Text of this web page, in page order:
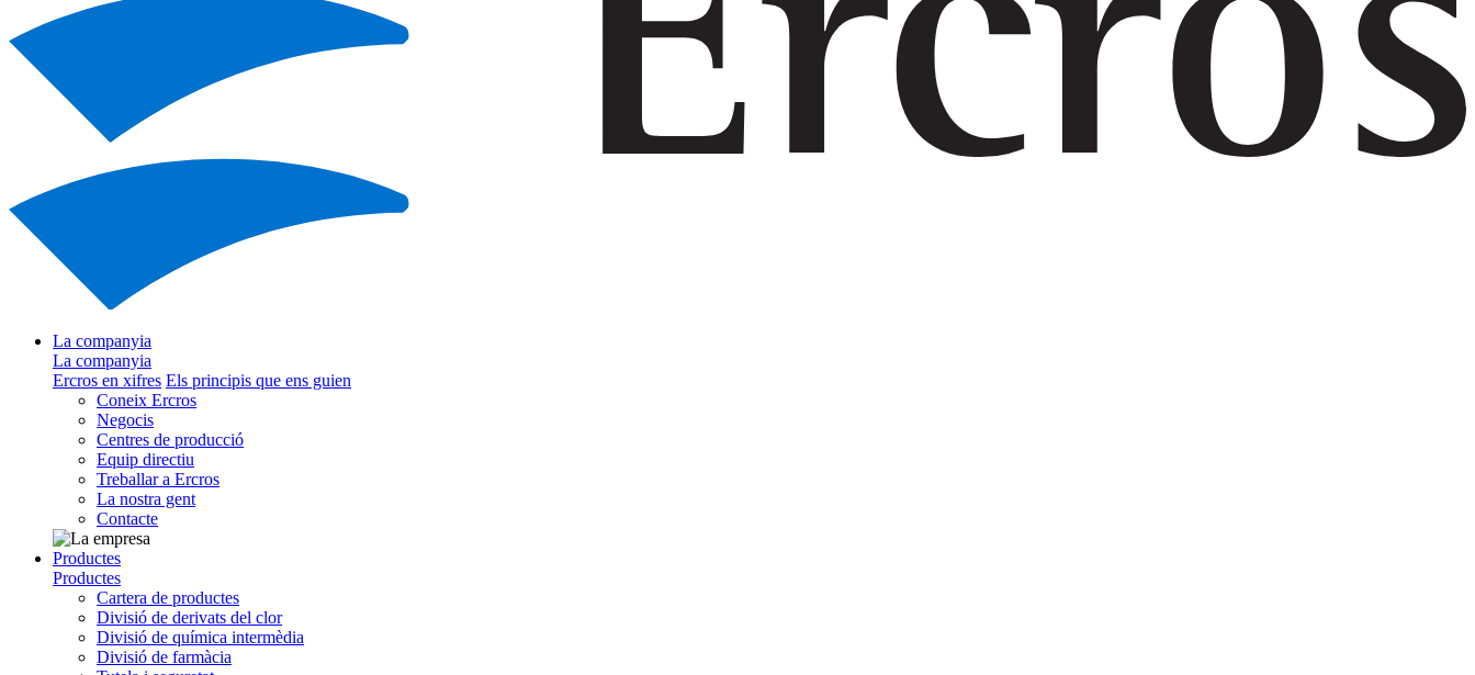
La companyia
La companyia
Ercros en xifres Els principis que ens guien
Coneix Ercros
Negocis
Centres de producció
Equip directiu
Treballar a Ercros
La nostra gent
Contacte
Productes
Productes
Cartera de productes
Divisió de derivats del clor
Divisió de química intermèdia
Divisió de farmàcia